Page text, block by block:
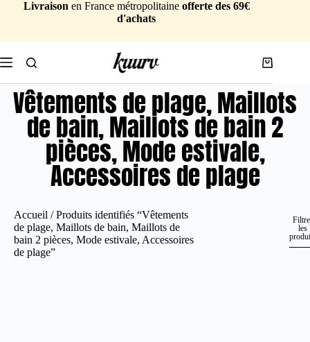
Livraison en France métropolitaine offerte des 69€
d'achats
Vêtements de plage, Maillots
de bain, Maillots de bain 2
pièces, Mode estivale,
Accessoires de plage
Accueil / Produits identifiés “Vêtements
de plage, Maillots de bain, Maillots de
bain 2 pièces, Mode estivale, Accessoires
de plage”
les